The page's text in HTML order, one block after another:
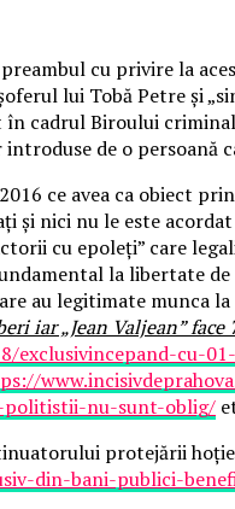
cu privire la
lui Tobă Petre și
cadrul Biroului
de o persoană
ce avea ca obiect
și nici nu le este
cu epoleți” care
la libertate
au legitimate munca
iar „Jean Valjean”
exclusivincepand-
politistii-nu-sunt-oblig/
protejării
din-bani-publici-